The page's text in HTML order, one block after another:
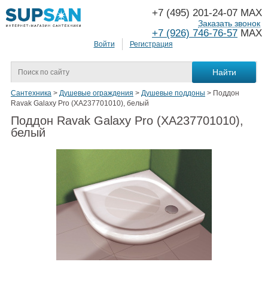
Войти Регистрация
+7 (495) 201-24-07 MAX
+7 (926) 746-76-57 MAX
Заказать звонок
Сантехника > Душевые ограждения > Душевые поддоны > Поддон
Ravak Galaxy Pro (XA237701010), белый
Поддон Ravak Galaxy Pro (XA237701010),
белый